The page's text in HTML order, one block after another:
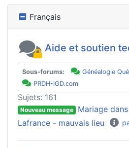
Français
Aide et soutien
Sous-forums:
Généalogie
PRDH-IGD.com
Sujets: 161
Nouveau message
Mariage
Lafrance - mauvais lieu